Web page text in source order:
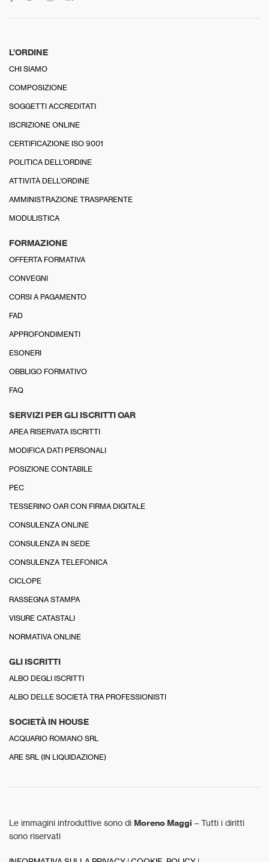
L’ORDINE
CHI SIAMO
COMPOSIZIONE
SOGGETTI ACCREDITATI
ISCRIZIONE ONLINE
CERTIFICAZIONE ISO 9001
POLITICA DELL’ORDINE
ATTIVITÀ DELL’ORDINE
AMMINISTRAZIONE TRASPARENTE
MODULISTICA
FORMAZIONE
OFFERTA FORMATIVA
CONVEGNI
CORSI A PAGAMENTO
FAD
APPROFONDIMENTI
ESONERI
OBBLIGO FORMATIVO
FAQ
SERVIZI PER GLI ISCRITTI OAR
AREA RISERVATA ISCRITTI
MODIFICA DATI PERSONALI
POSIZIONE CONTABILE
PEC
TESSERINO OAR CON FIRMA DIGITALE
CONSULENZA ONLINE
CONSULENZA IN SEDE
CONSULENZA TELEFONICA
CICLOPE
RASSEGNA STAMPA
VISURE CATASTALI
NORMATIVA ONLINE
GLI ISCRITTI
ALBO DEGLI ISCRITTI
ALBO DELLE SOCIETÀ TRA PROFESSIONISTI
SOCIETÀ IN HOUSE
ACQUARIO ROMANO SRL
ARE SRL (IN LIQUIDAZIONE)
Le immagini introduttive sono di Moreno Maggi – Tutti i diritti
sono riservati